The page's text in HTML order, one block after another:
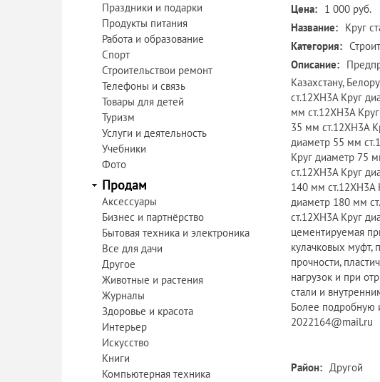
Праздники и подарки
Продукты питания
Работа и образование
Спорт
Строительствои ремонт
Телефоны и связь
Товары для детей
Туризм
Услуги и деятельность
Учебники
Фото
Продам
Аксессуары
Бизнес и партнёрство
Бытовая техника и электроника
Все для дачи
Другое
Животные и растения
Журналы
Здоровье и красота
Интерьер
Искусство
Книги
Компьютерная техника
Цена: 1 000 руб.
Название: Круг
Категория:
Описание:
Казахстану,
ст.12ХН3А Круг
мм ст.12ХН3А
35 мм ст.12ХН3А
диаметр 55 мм
Круг диаметр 75
ст.12ХН3А Круг
140 мм ст.12ХН3А
диаметр 180 мм
ст.12ХН3А Круг
цементируемая
кулачковых муфт,
прочности,
нагрузок и при
стали и
Более подробную
2022164@mail.ru
Район: Другой